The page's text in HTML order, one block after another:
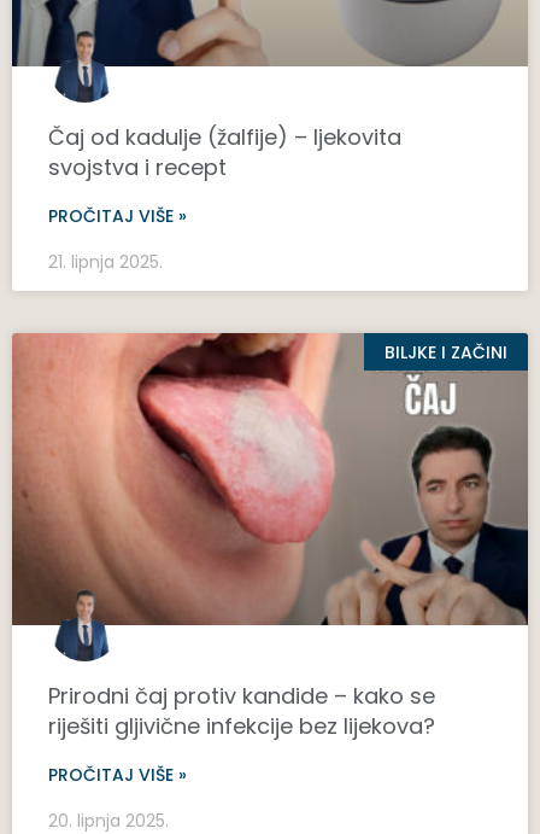
Čaj od kadulje (žalfije) – ljekovita
svojstva i recept
PROČITAJ VIŠE »
21. lipnja 2025.
BILJKE I ZAČINI
Prirodni čaj protiv kandide – kako se
riješiti gljivične infekcije bez lijekova?
PROČITAJ VIŠE »
20. lipnja 2025.